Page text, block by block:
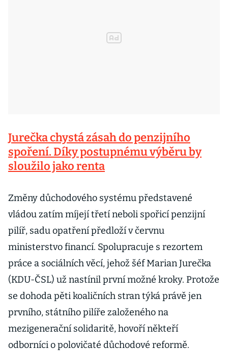
Jurečka chystá zásah do penzijního
spoření. Díky postupnému výběru by
sloužilo jako renta
Změny důchodového systému představené
vládou zatím míjejí třetí neboli spořicí penzijní
pilíř, sadu opatření předloží v červnu
ministerstvo financí. Spolupracuje s rezortem
práce a sociálních věcí, jehož šéf Marian Jurečka
(KDU-ČSL) už nastínil první možné kroky. Protože
se dohoda pěti koaličních stran týká právě jen
prvního, státního pilíře založeného na
mezigenerační solidaritě, hovoří někteří
odborníci o polovičaté důchodové reformě.